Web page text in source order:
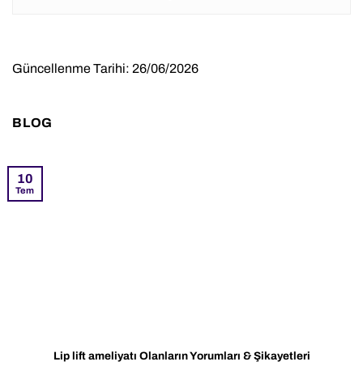
Güncellenme Tarihi: 26/06/2026
BLOG
Lip lift ameliyatı Olanların Yorumları & Şikayetleri
10
Tem